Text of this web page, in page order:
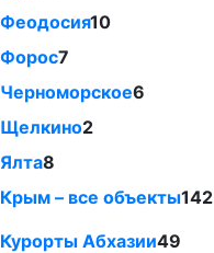
Феодосия10
Форос7
Черноморское6
Щелкино2
Ялта8
Крым – все объекты142
Курорты Абхазии49